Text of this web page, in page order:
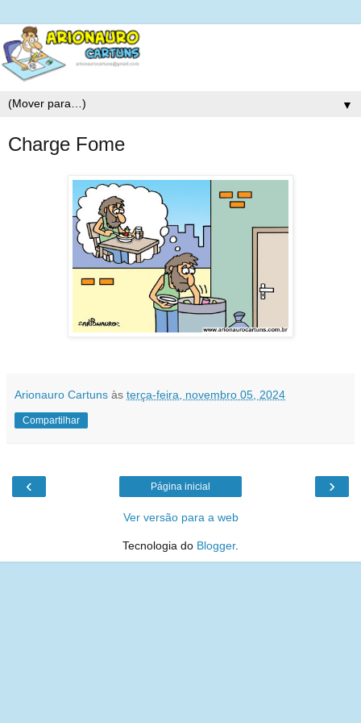
▼
Charge Fome
Arionauro Cartuns às terça-feira, novembro 05, 2024
Compartilhar
‹ ›
Página inicial
Ver versão para a web
Tecnologia do Blogger.